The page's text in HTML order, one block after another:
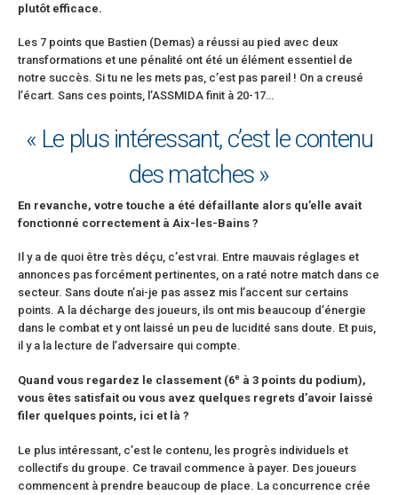
plutôt efficace.
Les 7 points que Bastien (Demas) a réussi au pied avec deux
transformations et une pénalité ont été un élément essentiel de
notre succès. Si tu ne les mets pas, c’est pas pareil ! On a creusé
l’écart. Sans ces points, l’ASSMIDA finit à 20-17…
« Le plus intéressant, c’est le contenu
des matches »
En revanche, votre touche a été défaillante alors qu’elle avait
fonctionné correctement à Aix-les-Bains ?
Il y a de quoi être très déçu, c’est vrai. Entre mauvais réglages et
annonces pas forcément pertinentes, on a raté notre match dans ce
secteur. Sans doute n’ai-je pas assez mis l’accent sur certains
points. A la décharge des joueurs, ils ont mis beaucoup d’énergie
dans le combat et y ont laissé un peu de lucidité sans doute. Et puis,
il y a la lecture de l’adversaire qui compte.
Quand vous regardez le classement (6e à 3 points du podium),
vous êtes satisfait ou vous avez quelques regrets d’avoir laissé
filer quelques points, ici et là ?
Le plus intéressant, c’est le contenu, les progrès individuels et
collectifs du groupe. Ce travail commence à payer. Des joueurs
commencent à prendre beaucoup de place. La concurrence crée